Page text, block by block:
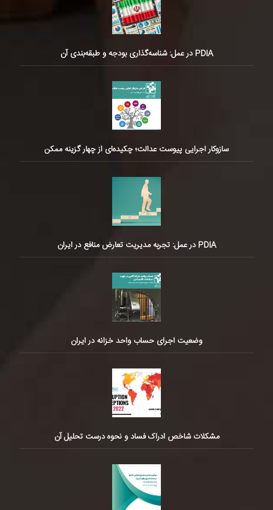
PDIA در عمل: شناسه‌گذاری بودجه و طبقه‌بندی آن
سازوکار اجرایی پیوست عدالت؛ چکیده‌ای از چهار گزینه ممکن
PDIA در عمل: تجربه مدیریت تعارض منافع در ایران
وضعیت اجرای حساب واحد خزانه در ایران
مشکلات شاخص ادراک فساد و نحوه درست تحلیل آن